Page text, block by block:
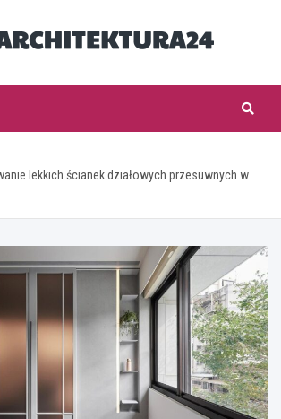
lekkich ścianek działowych przesuwnych w